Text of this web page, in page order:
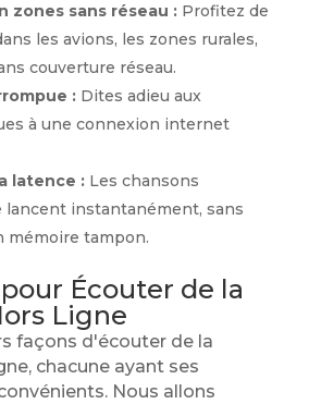
zones sans réseau :Profitez de
les avions, les zones rurales,
couverture réseau.
:Dites adieu aux
à une connexion internet
latence :Les chansons
lancent instantanément, sans
mémoire tampon.
Écouter de la
Ligne
façons d'écouter de la
chacune ayant ses
Nous allons